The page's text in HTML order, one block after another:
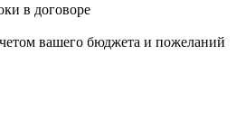
в договоре
вашего бюджета и пожеланий